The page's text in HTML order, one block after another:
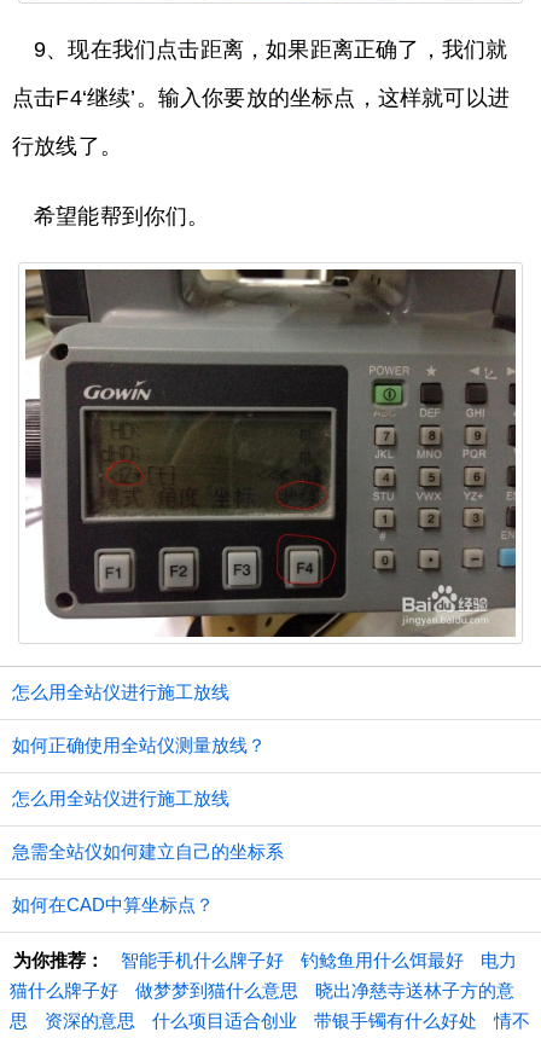
9、现在我们点击距离，如果距离正确了，我们就
点击F4‘继续’。输入你要放的坐标点，这样就可以进
行放线了。
希望能帮到你们。
怎么用全站仪进行施工放线
如何正确使用全站仪测量放线？
怎么用全站仪进行施工放线
急需全站仪如何建立自己的坐标系
如何在CAD中算坐标点？
为你推荐： 智能手机什么牌子好 钓鲶鱼用什么饵最好
电力
猫什么牌子好
做梦梦到猫什么意思
晓出净慈寺送林子方的意
思
资深的意思 什么项目适合创业 带银手镯有什么好处 情不